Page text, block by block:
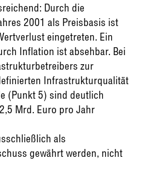
Durch die
2001 als Preisbasis ist
eingetreten. Ein
Inflation ist absehbar. Bei
zur
Infrastrukturqualität
(Punkt 5) sind deutlich
Mrd. Euro pro Jahr
als
gewährt werden, nicht